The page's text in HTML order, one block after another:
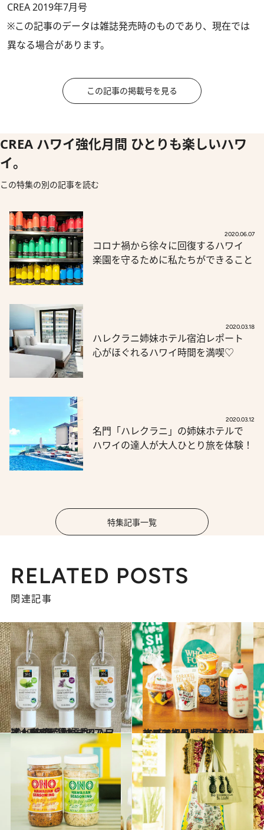
CREA 2019年7月号
※この記事のデータは雑誌発売時のものであり、現在では
異なる場合があります。
この記事の掲載号を見る
CREA ハワイ強化月間 ひとりも楽しいハワ
イ。
この特集の別の記事を読む
2020.06.07
コロナ禍から徐々に回復するハワイ
楽園を守るために私たちができること
2020.03.18
ハレクラニ姉妹ホテル宿泊レポート
心がほぐれるハワイ時間を満喫♡
2020.03.12
名門「ハレクラニ」の姉妹ホテルで
ハワイの達人が大人ひとり旅を体験！
特集記事一覧
RELATED POSTS
関連記事
2019.7.25
達人がリピ買いするハワイ土産7選 「ホールフーズ」PB商品が優秀！
旅＆お出かけ 2018.8.14
ハワイ初日は大好きなスーパーへ！ 滞在を格上げするアイテム28点
旅＆お出かけ